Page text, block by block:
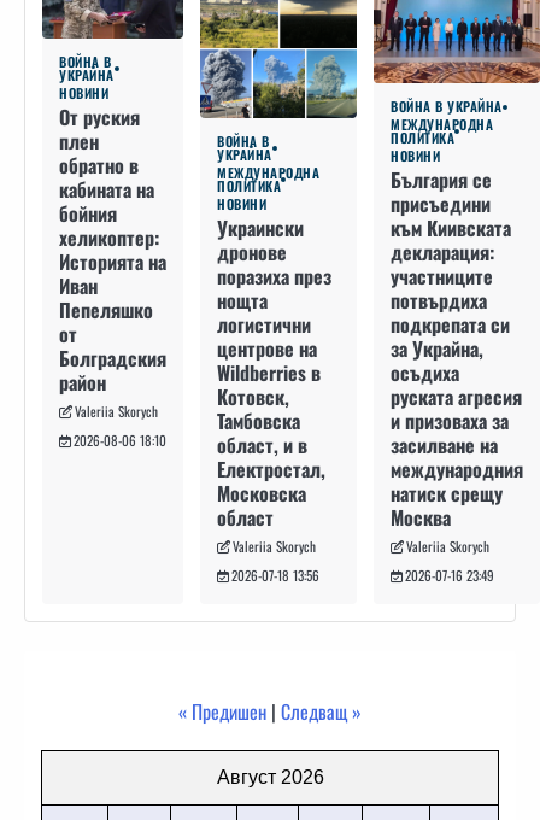
ВОЙНА В
УКРАЙНА
НОВИНИ
От руския
плен
обратно в
кабината на
бойния
хеликоптер:
Историята на
Иван
Пепеляшко
от
Болградския
район
Valeriia Skorych
2026-08-06 18:10
ВОЙНА В
УКРАЙНА
МЕЖДУНАРОДНА
ПОЛИТИКА
НОВИНИ
Украински
дронове
поразиха през
нощта
логистични
центрове на
Wildberries в
Котовск,
Тамбовска
област, и в
Електростал,
Московска
област
Valeriia Skorych
2026-07-18 13:56
ВОЙНА В УКРАЙНА
МЕЖДУНАРОДНА
ПОЛИТИКА
НОВИНИ
България се
присъедини
към Киивската
декларация:
участниците
потвърдиха
подкрепата си
за Украйна,
осъдиха
руската агресия
и призоваха за
засилване на
международния
натиск срещу
Москва
Valeriia Skorych
2026-07-16 23:49
« Предишен | Следващ »
Август 2026